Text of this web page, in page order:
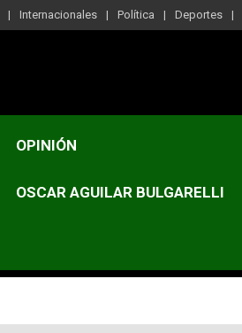
Internacionales Política Deportes
OPINIÓN
OSCAR AGUILAR BULGARELLI